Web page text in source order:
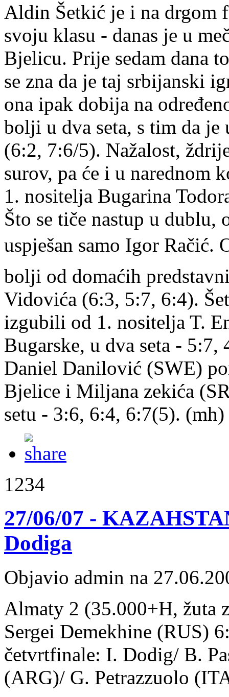
Aldin Šetkić je i na drgom
svoju klasu - danas je u
Bjelicu. Prije sedam dana
se zna da je taj srbijanski
ona ipak dobija na
bolji u dva seta, s tim da
(6:2, 7:6/5). Nažalost,
surov, pa će i u
1. nositelja Bugarina
Što se tiče nastup u dublu,
uspješan samo Igor Račić.
bolji od domaćih
Vidovića (6:3, 5:7, 6:4).
izgubili od 1. nositelja T.
Bugarske, u dva seta -
Daniel Danilović (SWE)
Bjelice i Miljana zekića
setu - 3:6, 6:4, 6:7(5). (mh)
1234
27/06/07 -
Dodiga
Objavio admin na
Almaty 2 (35.000+H, žuta
Sergei Demekhine (RUS)
četvrtfinale: I. Dodig/ B.
(ARG)/ G. Petrazzuolo